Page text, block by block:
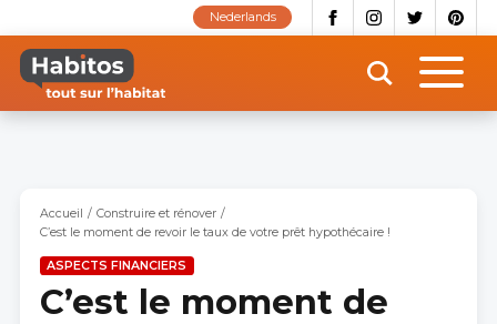
contenu
principal
Nederlands
Accueil
Construire et rénover
C’est le moment de revoir le taux de votre prêt hypothécaire !
ASPECTS FINANCIERS
C’est le moment de